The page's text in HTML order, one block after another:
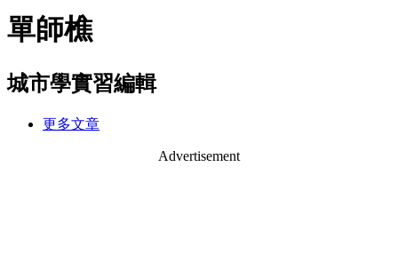
單師樵
城市學實習編輯
更多文章
Advertisement